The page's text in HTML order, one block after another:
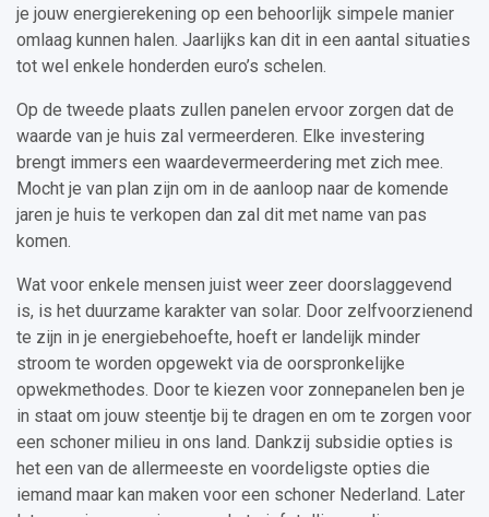
je jouw energierekening op een behoorlijk simpele manier
omlaag kunnen halen. Jaarlijks kan dit in een aantal situaties
tot wel enkele honderden euro’s schelen.
Op de tweede plaats zullen panelen ervoor zorgen dat de
waarde van je huis zal vermeerderen. Elke investering
brengt immers een waardevermeerdering met zich mee.
Mocht je van plan zijn om in de aanloop naar de komende
jaren je huis te verkopen dan zal dit met name van pas
komen.
Wat voor enkele mensen juist weer zeer doorslaggevend
is, is het duurzame karakter van solar. Door zelfvoorzienend
te zijn in je energiebehoefte, hoeft er landelijk minder
stroom te worden opgewekt via de oorspronkelijke
opwekmethodes. Door te kiezen voor zonnepanelen ben je
in staat om jouw steentje bij te dragen en om te zorgen voor
een schoner milieu in ons land. Dankzij subsidie opties is
het een van de allermeeste en voordeligste opties die
iemand maar kan maken voor een schoner Nederland. Later